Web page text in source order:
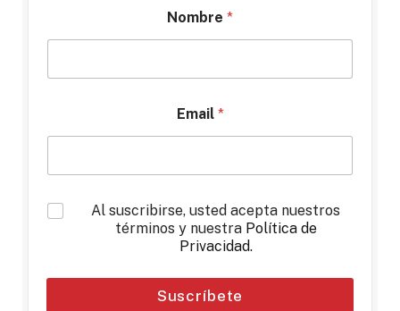
Nombre *
Email *
*
Al suscribirse, usted acepta nuestros
términos y nuestra Política de
Privacidad.
Suscríbete